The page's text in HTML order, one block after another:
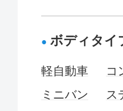
ボディタイ
軽自動車
コ
ミニバン
ス